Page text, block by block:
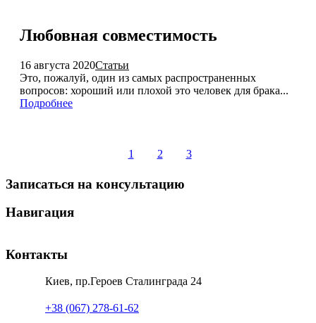
Любовная совместимость
16 августа 2020Статьи
Это, пожалуй, один из самых распространенных
вопросов: хороший или плохой это человек для брака...
Подробнее
1 2 3
Записаться на консультацию
Навигация
Контакты
Киев, пр.Героев Сталинграда 24
+38 (067) 278-61-62